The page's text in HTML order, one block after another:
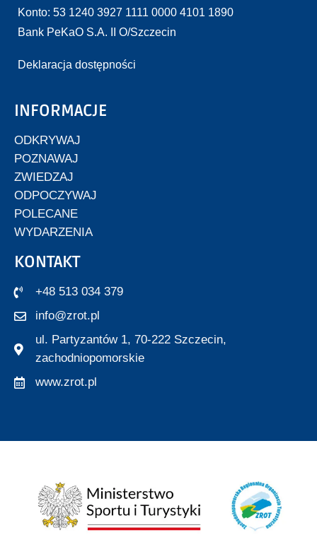
Konto: 53 1240 3927 1111 0000 4101 1890
Bank PeKaO S.A. II O/Szczecin
Deklaracja dostępności
INFORMACJE
ODKRYWAJ
POZNAWAJ
ZWIEDZAJ
ODPOCZYWAJ
POLECANE
WYDARZENIA
KONTAKT
+48 513 034 379
info@zrot.pl
ul. Partyzantów 1, 70-222 Szczecin,
zachodniopomorskie
www.zrot.pl